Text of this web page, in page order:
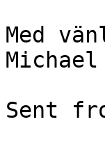
Med
Sent